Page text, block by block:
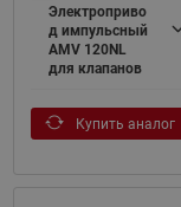
Электроприво
д импульсный
AMV 120NL
для клапанов
Купить аналог